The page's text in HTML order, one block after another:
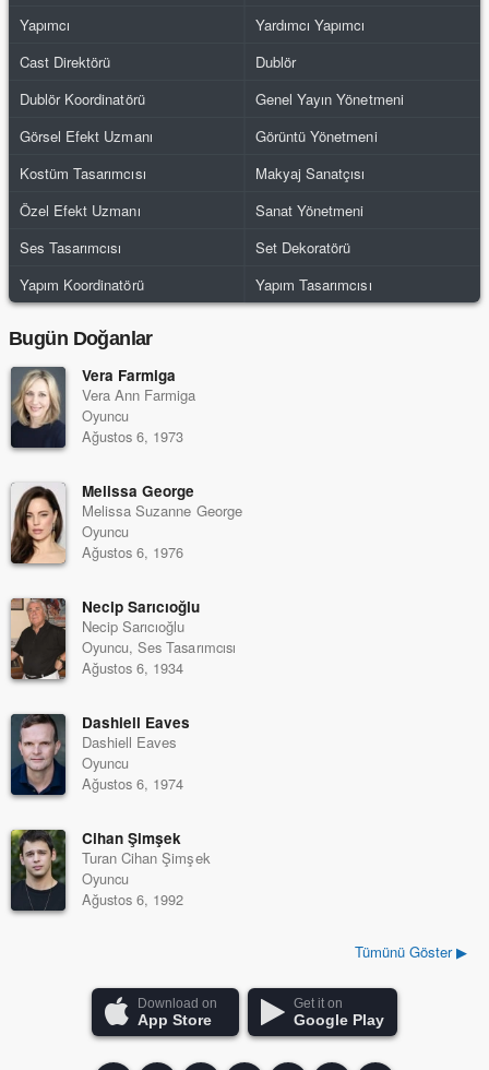
Yapımcı
Yardımcı Yapımcı
Cast Direktörü
Dublör
Dublör Koordinatörü
Genel Yayın Yönetmeni
Görsel Efekt Uzmanı
Görüntü Yönetmeni
Kostüm Tasarımcısı
Makyaj Sanatçısı
Özel Efekt Uzmanı
Sanat Yönetmeni
Ses Tasarımcısı
Set Dekoratörü
Yapım Koordinatörü
Yapım Tasarımcısı
Bugün Doğanlar
Vera Farmiga
Vera Ann Farmiga
Oyuncu
Ağustos 6, 1973
Melissa George
Melissa Suzanne George
Oyuncu
Ağustos 6, 1976
Necip Sarıcıoğlu
Necip Sarıcıoğlu
Oyuncu, Ses Tasarımcısı
Ağustos 6, 1934
Dashiell Eaves
Dashiell Eaves
Oyuncu
Ağustos 6, 1974
Cihan Şimşek
Turan Cihan Şimşek
Oyuncu
Ağustos 6, 1992
Tümünü Göster ▶
Download on
App Store
Get it on
Google Play